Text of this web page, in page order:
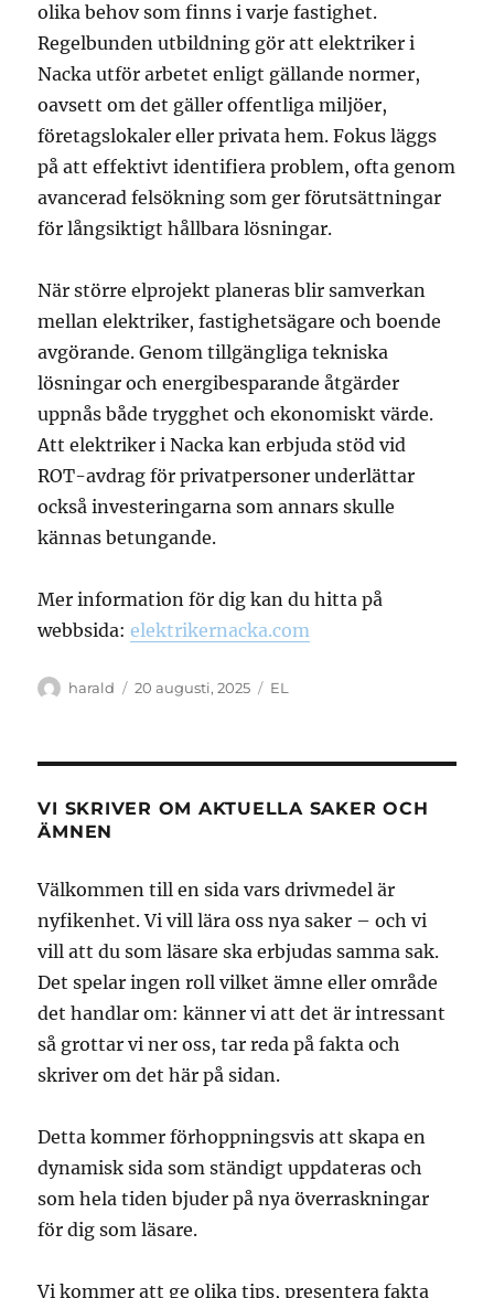
olika behov som finns i varje fastighet.
Regelbunden utbildning gör att elektriker i
Nacka utför arbetet enligt gällande normer,
oavsett om det gäller offentliga miljöer,
företagslokaler eller privata hem. Fokus läggs
på att effektivt identifiera problem, ofta genom
avancerad felsökning som ger förutsättningar
för långsiktigt hållbara lösningar.
När större elprojekt planeras blir samverkan
mellan elektriker, fastighetsägare och boende
avgörande. Genom tillgängliga tekniska
lösningar och energibesparande åtgärder
uppnås både trygghet och ekonomiskt värde.
Att elektriker i Nacka kan erbjuda stöd vid
ROT-avdrag för privatpersoner underlättar
också investeringarna som annars skulle
kännas betungande.
Mer information för dig kan du hitta på
webbsida:elektrikernacka.com
Författare
harald
Publicerat
20 augusti, 2025 Kategorier
EL
VI SKRIVER OM AKTUELLA SAKER OCH
ÄMNEN
Välkommen till en sida vars drivmedel är
nyfikenhet. Vi vill lära oss nya saker – och vi
vill att du som läsare ska erbjudas samma sak.
Det spelar ingen roll vilket ämne eller område
det handlar om: känner vi att det är intressant
så grottar vi ner oss, tar reda på fakta och
skriver om det här på sidan.
Detta kommer förhoppningsvis att skapa en
dynamisk sida som ständigt uppdateras och
som hela tiden bjuder på nya överraskningar
för dig som läsare.
Vi kommer att ge olika tips, presentera fakta